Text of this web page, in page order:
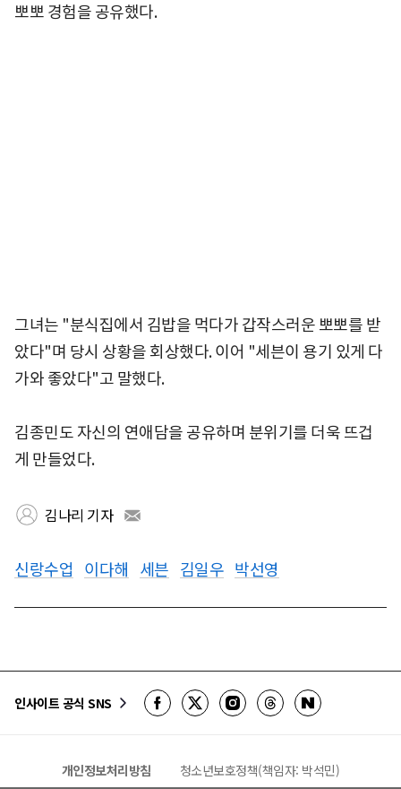
뽀뽀 경험을 공유했다.
그녀는 "분식집에서 김밥을 먹다가 갑작스러운 뽀뽀를 받
았다"며 당시 상황을 회상했다. 이어 "세븐이 용기 있게 다
가와 좋았다"고 말했다.
김종민도 자신의 연애담을 공유하며 분위기를 더욱 뜨겁
게 만들었다.
김나리 기자
신랑수업 이다해 세븐 김일우 박선영
인사이트 공식 SNS
개인정보처리방침 청소년보호정책(책임자: 박석민)